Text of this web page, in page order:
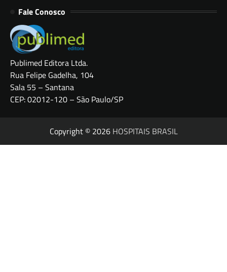
Fale Conosco
Publimed Editora Ltda.
Rua Felipe Gadelha, 104
Sala 55 – Santana
CEP: 02012-120 – São Paulo/SP
Copyright © 2026 HOSPITAIS BRASIL